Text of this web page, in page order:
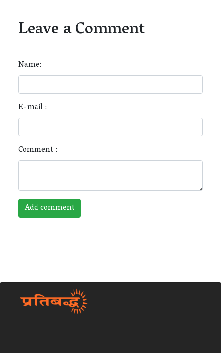
Leave a Comment
Name:
E-mail :
Comment :